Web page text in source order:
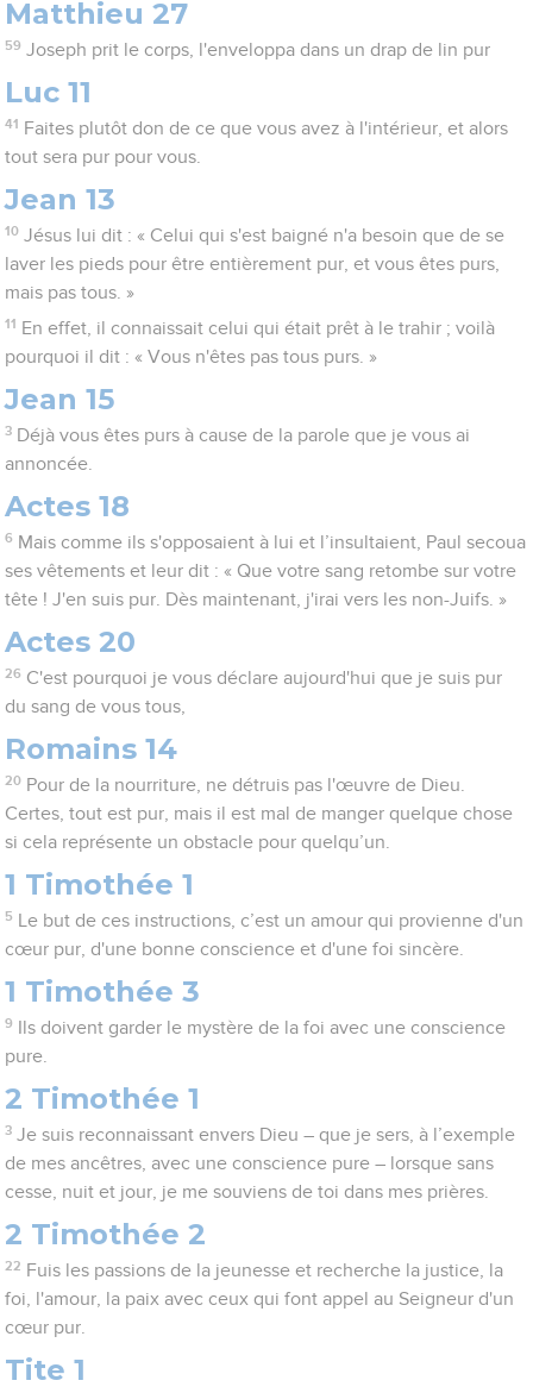
Matthieu 27
59 Joseph prit le corps, l'enveloppa dans un drap de lin pur
Luc 11
41 Faites plutôt don de ce que vous avez à l'intérieur, et alors
tout sera pur pour vous.
Jean 13
10 Jésus lui dit : « Celui qui s'est baigné n'a besoin que de se
laver les pieds pour être entièrement pur, et vous êtes purs,
mais pas tous. »
11 En effet, il connaissait celui qui était prêt à le trahir ; voilà
pourquoi il dit : « Vous n'êtes pas tous purs. »
Jean 15
3 Déjà vous êtes purs à cause de la parole que je vous ai
annoncée.
Actes 18
6 Mais comme ils s'opposaient à lui et l’insultaient, Paul secoua
ses vêtements et leur dit : « Que votre sang retombe sur votre
tête ! J'en suis pur. Dès maintenant, j'irai vers les non-Juifs. »
Actes 20
26 C'est pourquoi je vous déclare aujourd'hui que je suis pur
du sang de vous tous,
Romains 14
20 Pour de la nourriture, ne détruis pas l'œuvre de Dieu.
Certes, tout est pur, mais il est mal de manger quelque chose
si cela représente un obstacle pour quelqu’un.
1 Timothée 1
5
Le but de ces instructions, c’est un amour qui provienne d'un
cœur pur, d'une bonne conscience et d'une foi sincère.
1 Timothée 3
9
Ils doivent garder le mystère de la foi avec une conscience
pure.
2 Timothée 1
3 Je suis reconnaissant envers Dieu – que je sers, à l’exemple
de mes ancêtres, avec une conscience pure – lorsque sans
cesse, nuit et jour, je me souviens de toi dans mes prières.
2 Timothée 2
22 Fuis les passions de la jeunesse et recherche la justice, la
foi, l'amour, la paix avec ceux qui font appel au Seigneur d'un
cœur pur.
Tite 1